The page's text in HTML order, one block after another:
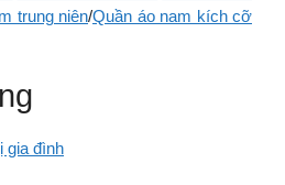
trung niên/Quần áo nam kích cỡ
gia đình